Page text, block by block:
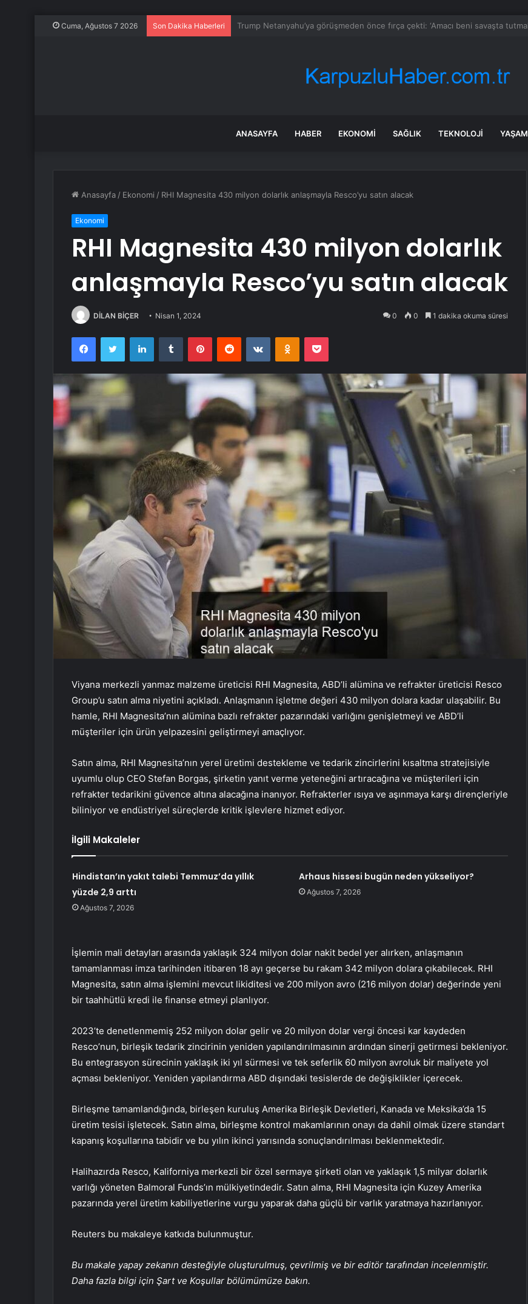
Cuma, Ağustos 7 2026 Son Dakika Haberleri 3 yaşındaki çocuk tesadüfen hazine buldu
ANASAYFA HABER EKONOMI SAĞLIK TEKNOLOJI YAŞAM
Anasayfa / Ekonomi / RHI Magnesita 430 milyon dolarlık anlaşmayla Resco’yu satın alacak
Ekonomi
RHI Magnesita 430 milyon dolarlık
anlaşmayla Resco’yu satın alacak
DİLAN BİÇER Nisan 1, 2024 0 0 1 dakika okuma süresi
FacebookTwitter LinkedInTumblr PinterestReddit VKontakteOdnoklassniki
Pocket
Viyana merkezli yanmaz malzeme üreticisi RHI Magnesita, ABD’li alümina ve refrakter üreticisi Resco
Group’u satın alma niyetini açıkladı. Anlaşmanın işletme değeri 430 milyon dolara kadar ulaşabilir. Bu
hamle, RHI Magnesita’nın alümina bazlı refrakter pazarındaki varlığını genişletmeyi ve ABD’li
müşteriler için ürün yelpazesini geliştirmeyi amaçlıyor.
Satın alma, RHI Magnesita’nın yerel üretimi destekleme ve tedarik zincirlerini kısaltma stratejisiyle
uyumlu olup CEO Stefan Borgas, şirketin yanıt verme yeteneğini artıracağına ve müşterileri için
refrakter tedarikini güvence altına alacağına inanıyor. Refrakterler ısıya ve aşınmaya karşı dirençleriyle
biliniyor ve endüstriyel süreçlerde kritik işlevlere hizmet ediyor.
İlgili Makaleler
Hindistan’ın yakıt talebi Temmuz’da yıllık
yüzde 2,9 arttı
Ağustos 7, 2026
Arhaus hissesi bugün neden yükseliyor?
Ağustos 7, 2026
İşlemin mali detayları arasında yaklaşık 324 milyon dolar nakit bedel yer alırken, anlaşmanın
tamamlanması imza tarihinden itibaren 18 ayı geçerse bu rakam 342 milyon dolara çıkabilecek. RHI
Magnesita, satın alma işlemini mevcut likiditesi ve 200 milyon avro (216 milyon dolar) değerinde yeni
bir taahhütlü kredi ile finanse etmeyi planlıyor.
2023’te denetlenmemiş 252 milyon dolar gelir ve 20 milyon dolar vergi öncesi kar kaydeden
Resco’nun, birleşik tedarik zincirinin yeniden yapılandırılmasının ardından sinerji getirmesi bekleniyor.
Bu entegrasyon sürecinin yaklaşık iki yıl sürmesi ve tek seferlik 60 milyon avroluk bir maliyete yol
açması bekleniyor. Yeniden yapılandırma ABD dışındaki tesislerde de değişiklikler içerecek.
Birleşme tamamlandığında, birleşen kuruluş Amerika Birleşik Devletleri, Kanada ve Meksika’da 15
üretim tesisi işletecek. Satın alma, birleşme kontrol makamlarının onayı da dahil olmak üzere standart
kapanış koşullarına tabidir ve bu yılın ikinci yarısında sonuçlandırılması beklenmektedir.
Halihazırda Resco, Kaliforniya merkezli bir özel sermaye şirketi olan ve yaklaşık 1,5 milyar dolarlık
varlığı yöneten Balmoral Funds’ın mülkiyetindedir. Satın alma, RHI Magnesita için Kuzey Amerika
pazarında yerel üretim kabiliyetlerine vurgu yaparak daha güçlü bir varlık yaratmaya hazırlanıyor.
Reuters bu makaleye katkıda bulunmuştur.
Bu makale yapay zekanın desteğiyle oluşturulmuş, çevrilmiş ve bir editör tarafından incelenmiştir.
Daha fazla bilgi için Şart ve Koşullar bölümümüze bakın.